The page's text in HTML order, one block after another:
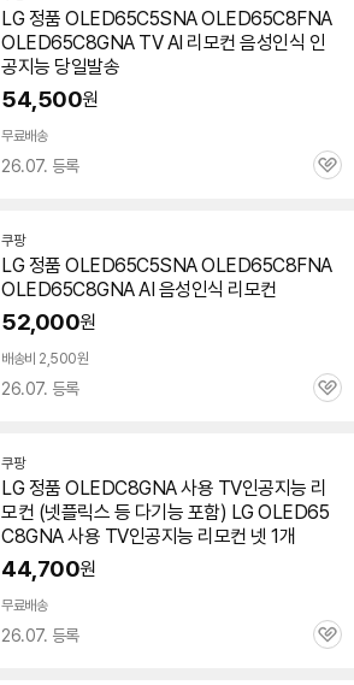
LG 정품 OLED65C5SNA OLED65C8FNA
OLED65C8GNA TV AI 리모컨 음성인식 인
공지능 당일발송
54,500원
무료배송
26.07. 등록
관
쿠팡
LG 정품 OLED65C5SNA OLED65C8FNA
OLED65C8GNA AI 음성인식 리모컨
52,000원
배송비 2,500원
26.07. 등록
관
쿠팡
LG 정품 OLEDC8GNA 사용 TV인공지능 리
모컨 (넷플릭스 등 다기능 포함) LG OLED65
C8GNA 사용 TV인공지능 리모컨 넷 1개
44,700원
무료배송
26.07. 등록
관